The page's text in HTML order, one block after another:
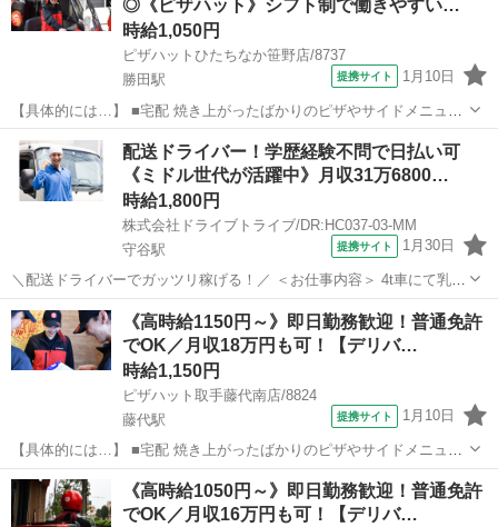
記載のある商品を保温バッグに...◎《ピザハット》シフト制で働きやすい…
時給1,050円
ピザハットひたちなか笹野店/8737
勝田駅
提携サイト 1月10日
【具体的には…】 ■宅配 焼き上がったばかりのピザやサイドメニュー
を、 美味しくお客様に召し上がっていただくために安全運転で商品を
お届けします。 ①地図で住所とルートをチェック ②オーダーシートに
記載のある商品を保温バッグに...
茨城 ひたちなか市 勝田駅 デリバリー
配送ドライバー！学歴経験不問で日払い可
《ミドル世代が活躍中》月収31万6800…
時給1,800円
株式会社ドライブトライブ/DR:HC037-03-MM
守谷駅
提携サイト 1月30日
＼配送ドライバーでガッツリ稼げる！／ ＜お仕事内容＞ 4t車にて乳製
品の配送業務 ■車種・内容：DR:4t＋作業 ■商品：食品 ■配送先：セン
ター ■配送件数：1～2件 ＜必須資格＞ 中型免許(8t限定)MT 派遣...
茨城 守谷市 守谷駅 デリバリー
《高時給1150円～》即日勤務歓迎！普通免許
でOK／月収18万円も可！【デリバ…
時給1,150円
ピザハット取手藤代南店/8824
藤代駅
提携サイト 1月10日
【具体的には…】 ■宅配 焼き上がったばかりのピザやサイドメニュー
を、 美味しくお客様に召し上がっていただくために安全運転で商品を
お届けします。 ①地図で住所とルートをチェック ②オーダーシートに
記載のある商品を保温バッグに...
茨城 取手市 藤代駅 デリバリー
《高時給1050円～》即日勤務歓迎！普通免許
でOK／月収16万円も可！【デリバ…